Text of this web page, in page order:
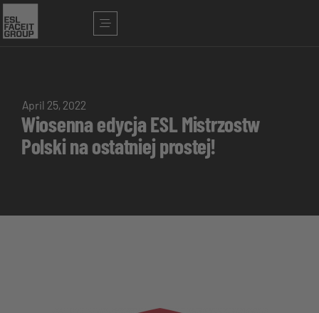
April 25, 2022
Wiosenna edycja ESL Mistrzostw
Polski na ostatniej prostej!